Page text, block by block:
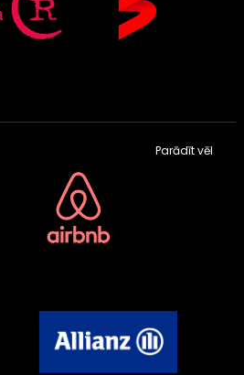
Parādīt vēl